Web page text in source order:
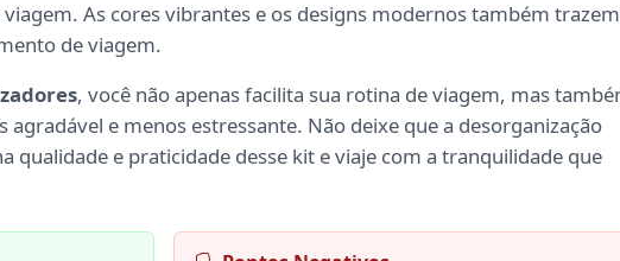
As cores vibrantes e os designs modernos também trazem
de viagem.
, você não apenas facilita sua rotina de viagem, mas
e menos estressante. Não deixe que a desorganização
qualidade e praticidade desse kit e viaje com a tranquilidade que